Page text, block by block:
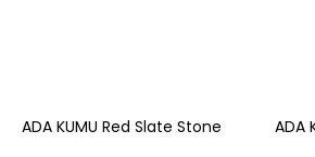
ADA KUMU Red Slate Stone ADA